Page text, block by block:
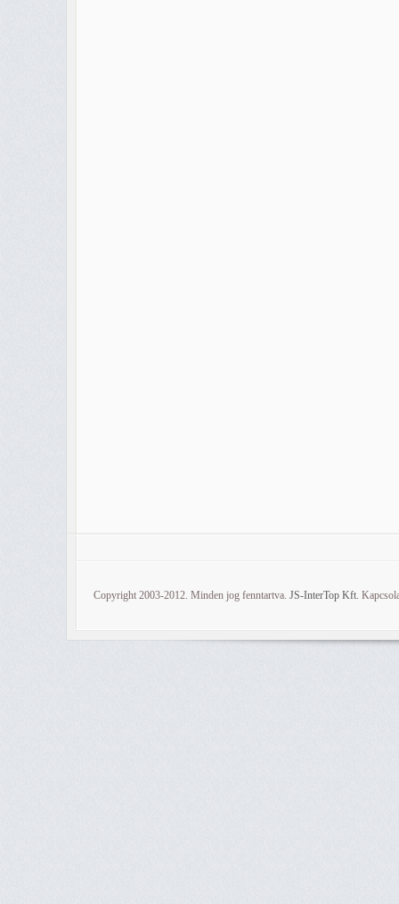
Copyright 2003-2012. Minden jog fenntartva. JS-InterTop Kft.